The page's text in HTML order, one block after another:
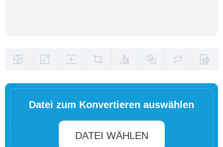
Datei zum Konvertieren auswählen
DATEI WÄHLEN